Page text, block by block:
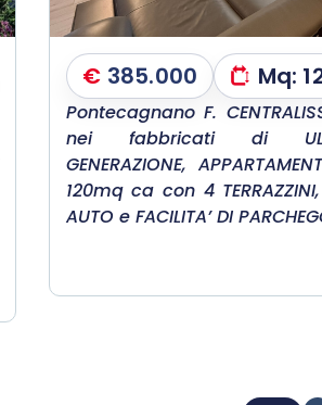
€ 385.000 Mq:
Pontecagnano F.
nei fabbricati di
GENERAZIONE,
120mq ca con 4
AUTO e FACILITA’ DI